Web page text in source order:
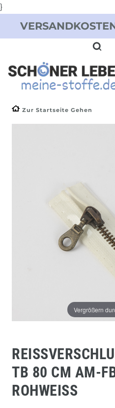
}
Zur Startseite Gehen
Vergrößern
B 80 CM AM-FB
OHWEISS